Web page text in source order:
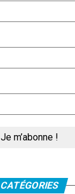
CATÉGORIES